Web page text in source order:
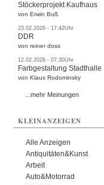
Stöckerprojekt Kaufhaus
von Erwin Buß
23.02.2026 - 17:42Uhr
DDR
von reiner doss
12.02.2026 - 07:30Uhr
Farbgestaltung Stadthalle
von Klaus Rodominsky
...mehr Meinungen
KLEINANZEIGEN
Alle Anzeigen
Antiquitäten&Kunst
Arbeit
Auto&Motorrad